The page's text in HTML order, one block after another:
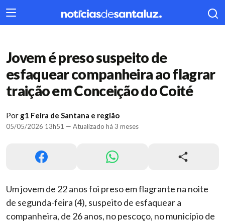
Jovem é preso suspeito de
esfaquear companheira ao flagrar
traição em Conceição do Coité
Por g1 Feira de Santana e região
05/05/2026 13h51 — Atualizado há 3 meses
Um jovem de 22 anos foi preso em flagrante na noite
de segunda-feira (4), suspeito de esfaquear a
companheira, de 26 anos, no pescoço, no município de